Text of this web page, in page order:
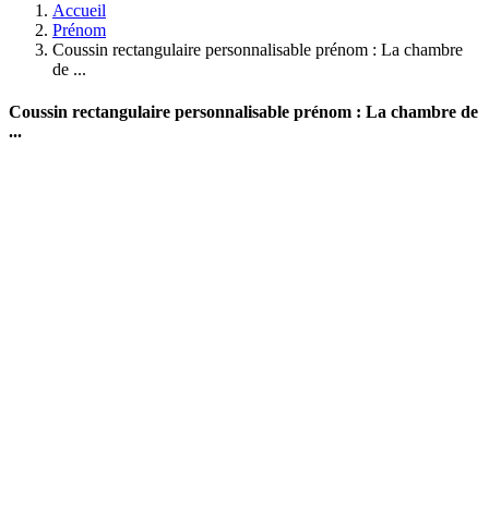
Accueil
Prénom
Coussin rectangulaire personnalisable prénom : La chambre
de ...
Coussin rectangulaire personnalisable prénom : La chambre de
...